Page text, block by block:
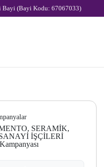
(Bayi Kodu: 67067033)
SERAMİK,
İŞÇİLERİ